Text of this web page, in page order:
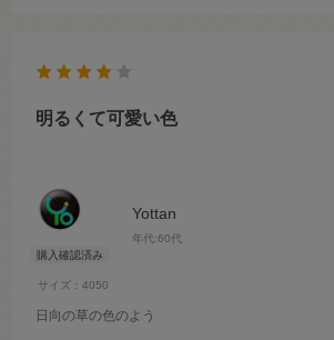
Yottan
年代:60代
サイズ：4050
明るくて可愛い色
日向の草の色のよう